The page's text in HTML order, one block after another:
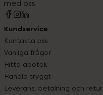
med oss.
Kundservice
Kontakta oss
Vanliga frågor
Hitta apotek
Handla tryggt
Leverans, betalning och retur